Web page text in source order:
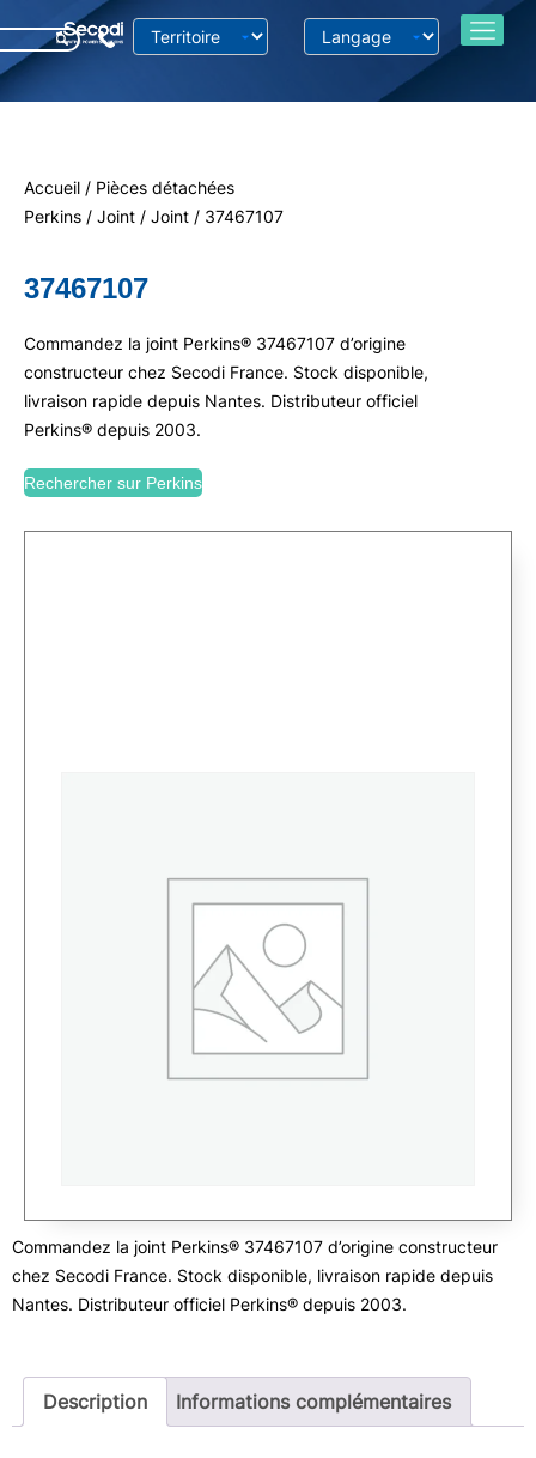
Accueil / Pièces détachées
Perkins / Joint / Joint / 37467107
37467107
Commandez la joint Perkins® 37467107 d’origine
constructeur chez Secodi France. Stock disponible,
livraison rapide depuis Nantes. Distributeur officiel
Perkins® depuis 2003.
Rechercher sur Perkins
Commandez la joint Perkins® 37467107 d’origine constructeur
chez Secodi France. Stock disponible, livraison rapide depuis
Nantes. Distributeur officiel Perkins® depuis 2003.
Description Informations complémentaires